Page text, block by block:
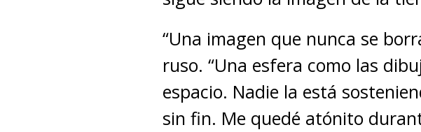
“Una imagen que nunca se
ruso. “Una esfera como las
espacio. Nadie la está
sin fin. Me quedé atónito